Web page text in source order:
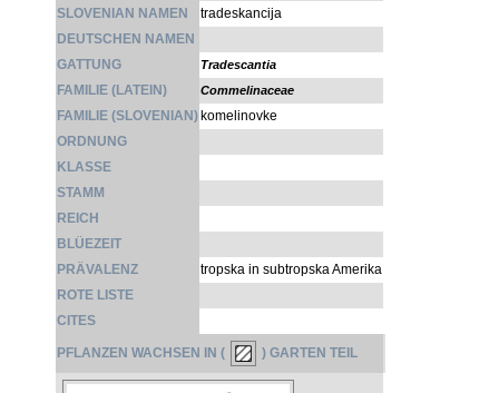
SLOVENIAN NAMEN
tradeskancija
DEUTSCHEN NAMEN
GATTUNG
Tradescantia
FAMILIE (LATEIN) Commelinaceae
FAMILIE (SLOVENIAN) komelinovke
ORDNUNG
KLASSE
STAMM
REICH
BLÜEZEIT
PRÄVALENZ
tropska in subtropska Amerika
ROTE LISTE
CITES
PFLANZEN WACHSEN IN ( ) GARTEN TEIL